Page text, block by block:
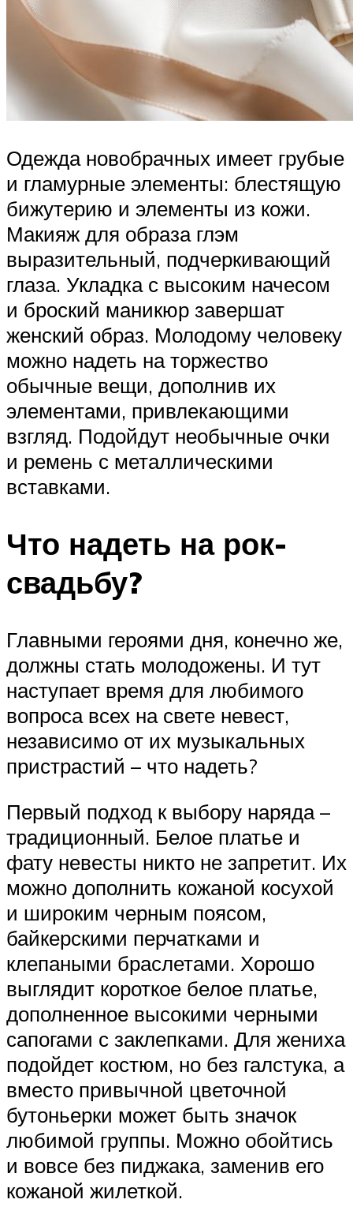
Одежда новобрачных имеет грубые
и гламурные элементы: блестящую
бижутерию и элементы из кожи.
Макияж для образа глэм
выразительный, подчеркивающий
глаза. Укладка с высоким начесом
и броский маникюр завершат
женский образ. Молодому человеку
можно надеть на торжество
обычные вещи, дополнив их
элементами, привлекающими
взгляд. Подойдут необычные очки
и ремень с металлическими
вставками.
Что надеть на рок-
свадьбу?
Главными героями дня, конечно же,
должны стать молодожены. И тут
наступает время для любимого
вопроса всех на свете невест,
независимо от их музыкальных
пристрастий – что надеть?
Первый подход к выбору наряда –
традиционный. Белое платье и
фату невесты никто не запретит. Их
можно дополнить кожаной косухой
и широким черным поясом,
байкерскими перчатками и
клепаными браслетами. Хорошо
выглядит короткое белое платье,
дополненное высокими черными
сапогами с заклепками. Для жениха
подойдет костюм, но без галстука, а
вместо привычной цветочной
бутоньерки может быть значок
любимой группы. Можно обойтись
и вовсе без пиджака, заменив его
кожаной жилеткой.